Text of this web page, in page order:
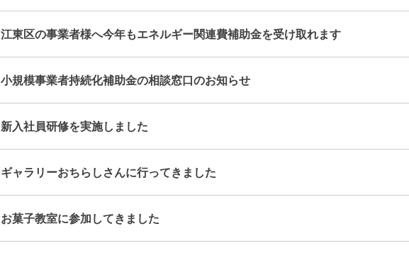
江東区の事業者様へ今年もエネルギー関連費補助金を受け取れます
小規模事業者持続化補助金の相談窓口のお知らせ
新入社員研修を実施しました
ギャラリーおちらしさんに行ってきました
お菓子教室に参加してきました